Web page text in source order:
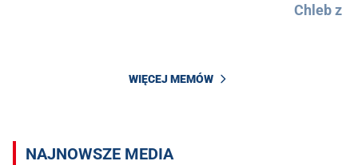
Chleb z
WIĘCEJ MEMÓW
NAJNOWSZE MEDIA